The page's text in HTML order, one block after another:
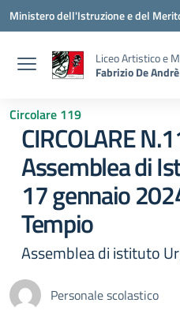
Vai ai contenuti
Vai al menu di navigazione
Vai al footer
Ministero dell'Istruzione e del
Liceo Artistico e
Fabrizio De Andrè
Circolare 119
CIRCOLARE
Assemblea di
17 gennaio
Tempio
Assemblea di istituto
Personale scolastico